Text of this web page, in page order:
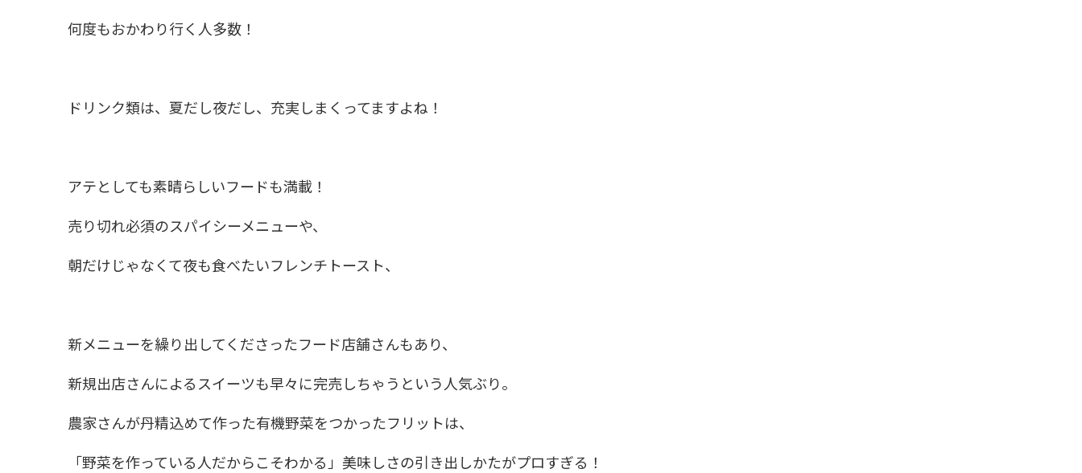
何度もおかわり行く人多数！
ドリンク類は、夏だし夜だし、充実しまくってますよね！
アテとしても素晴らしいフードも満載！
売り切れ必須のスパイシーメニューや、
朝だけじゃなくて夜も食べたいフレンチトースト、
新メニューを繰り出してくださったフード店舗さんもあり、
新規出店さんによるスイーツも早々に完売しちゃうという人気ぶり。
農家さんが丹精込めて作った有機野菜をつかったフリットは、
「野菜を作っている人だからこそわかる」美味しさの引き出しかたがプロすぎる！